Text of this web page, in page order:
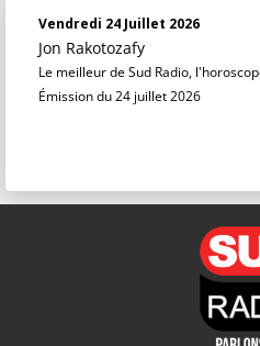
Vendredi 24 Juillet 2026
Jon Rakotozafy
Le meilleur de Sud Radio,
Émission du 24 juillet 2026